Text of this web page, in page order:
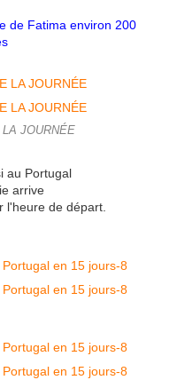
de Fatima environ 200
JOURNÉE
au Portugal
arrive
l'heure de départ.